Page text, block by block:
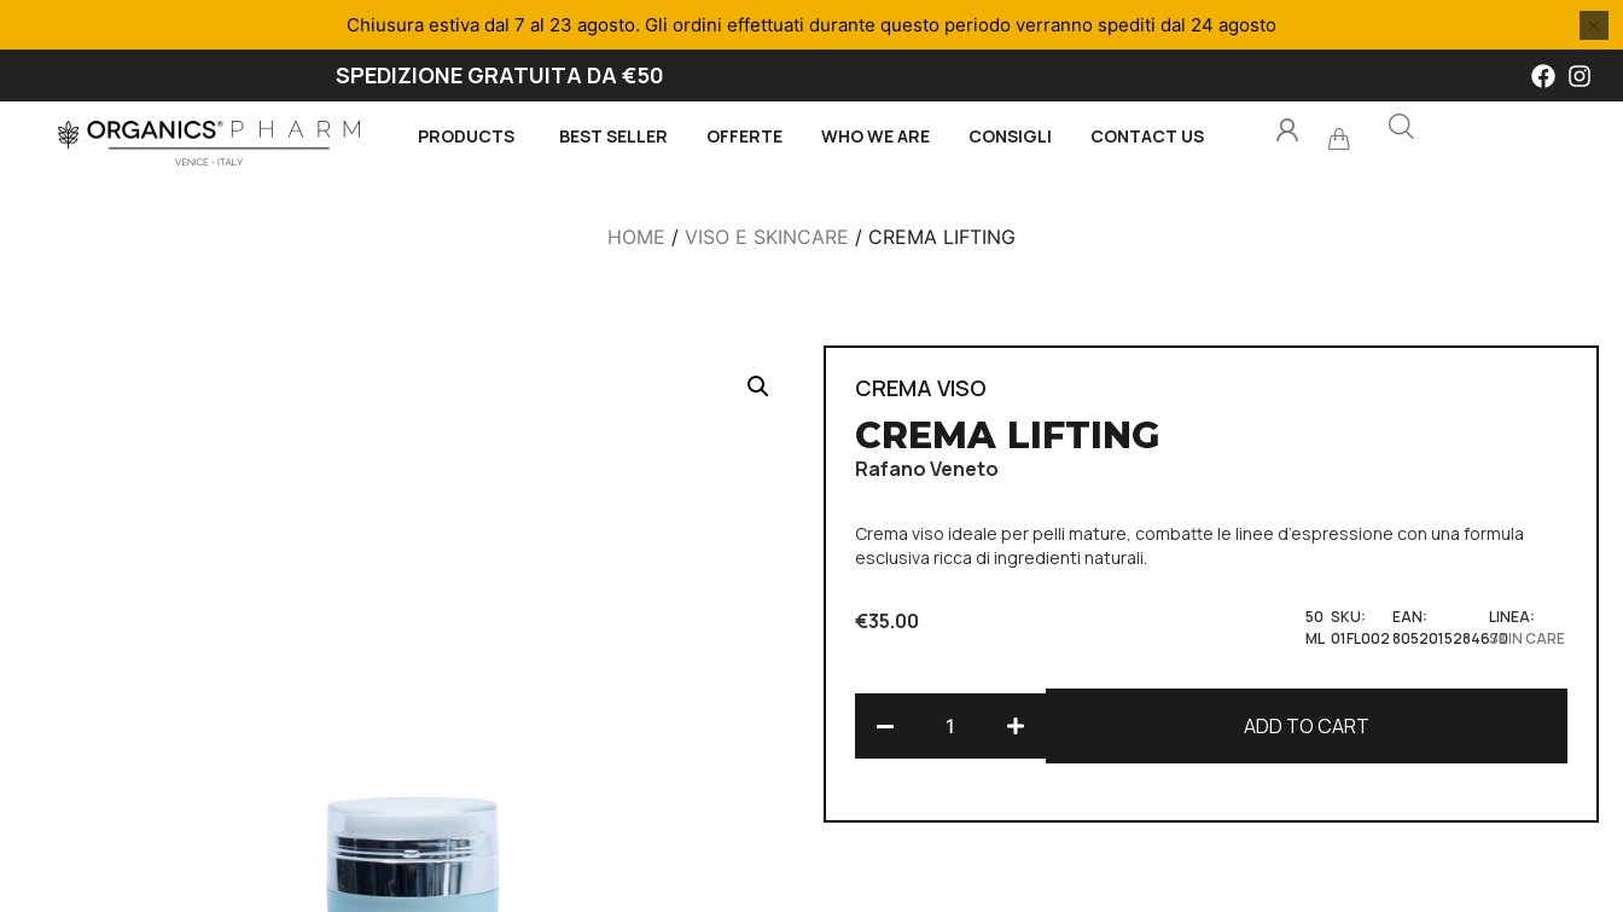
Chiusura estiva dal 7 al 23 agosto. Gli ordini effettuati durante questo periodo verranno spediti dal 24 agosto ×
SPEDIZIONE GRATUITA DA €50
PRODUCTS BEST SELLER OFFERTE WHO WE ARE CONSIGLI CONTACT US
HOME / VISO E SKINCARE / CREMA LIFTING
CREMA VISO
CREMA LIFTING
Rafano Veneto
Crema viso ideale per pelli mature, combatte le linee d’espressione con una formula
esclusiva ricca di ingredienti naturali.
€35.00
50
ML
SKU:
01FL002
EAN:
8052015284670
LINEA:
SKIN CARE
ADD TO CART